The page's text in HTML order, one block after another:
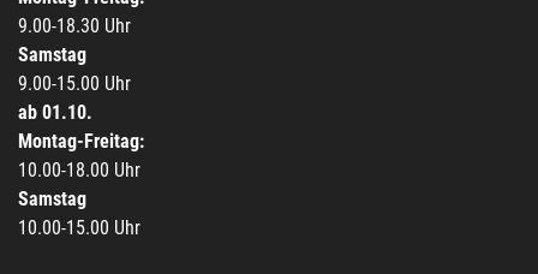
9.00-18.30 Uhr
Samstag
9.00-15.00 Uhr
ab 01.10.
Montag-Freitag:
10.00-18.00 Uhr
Samstag
10.00-15.00 Uhr